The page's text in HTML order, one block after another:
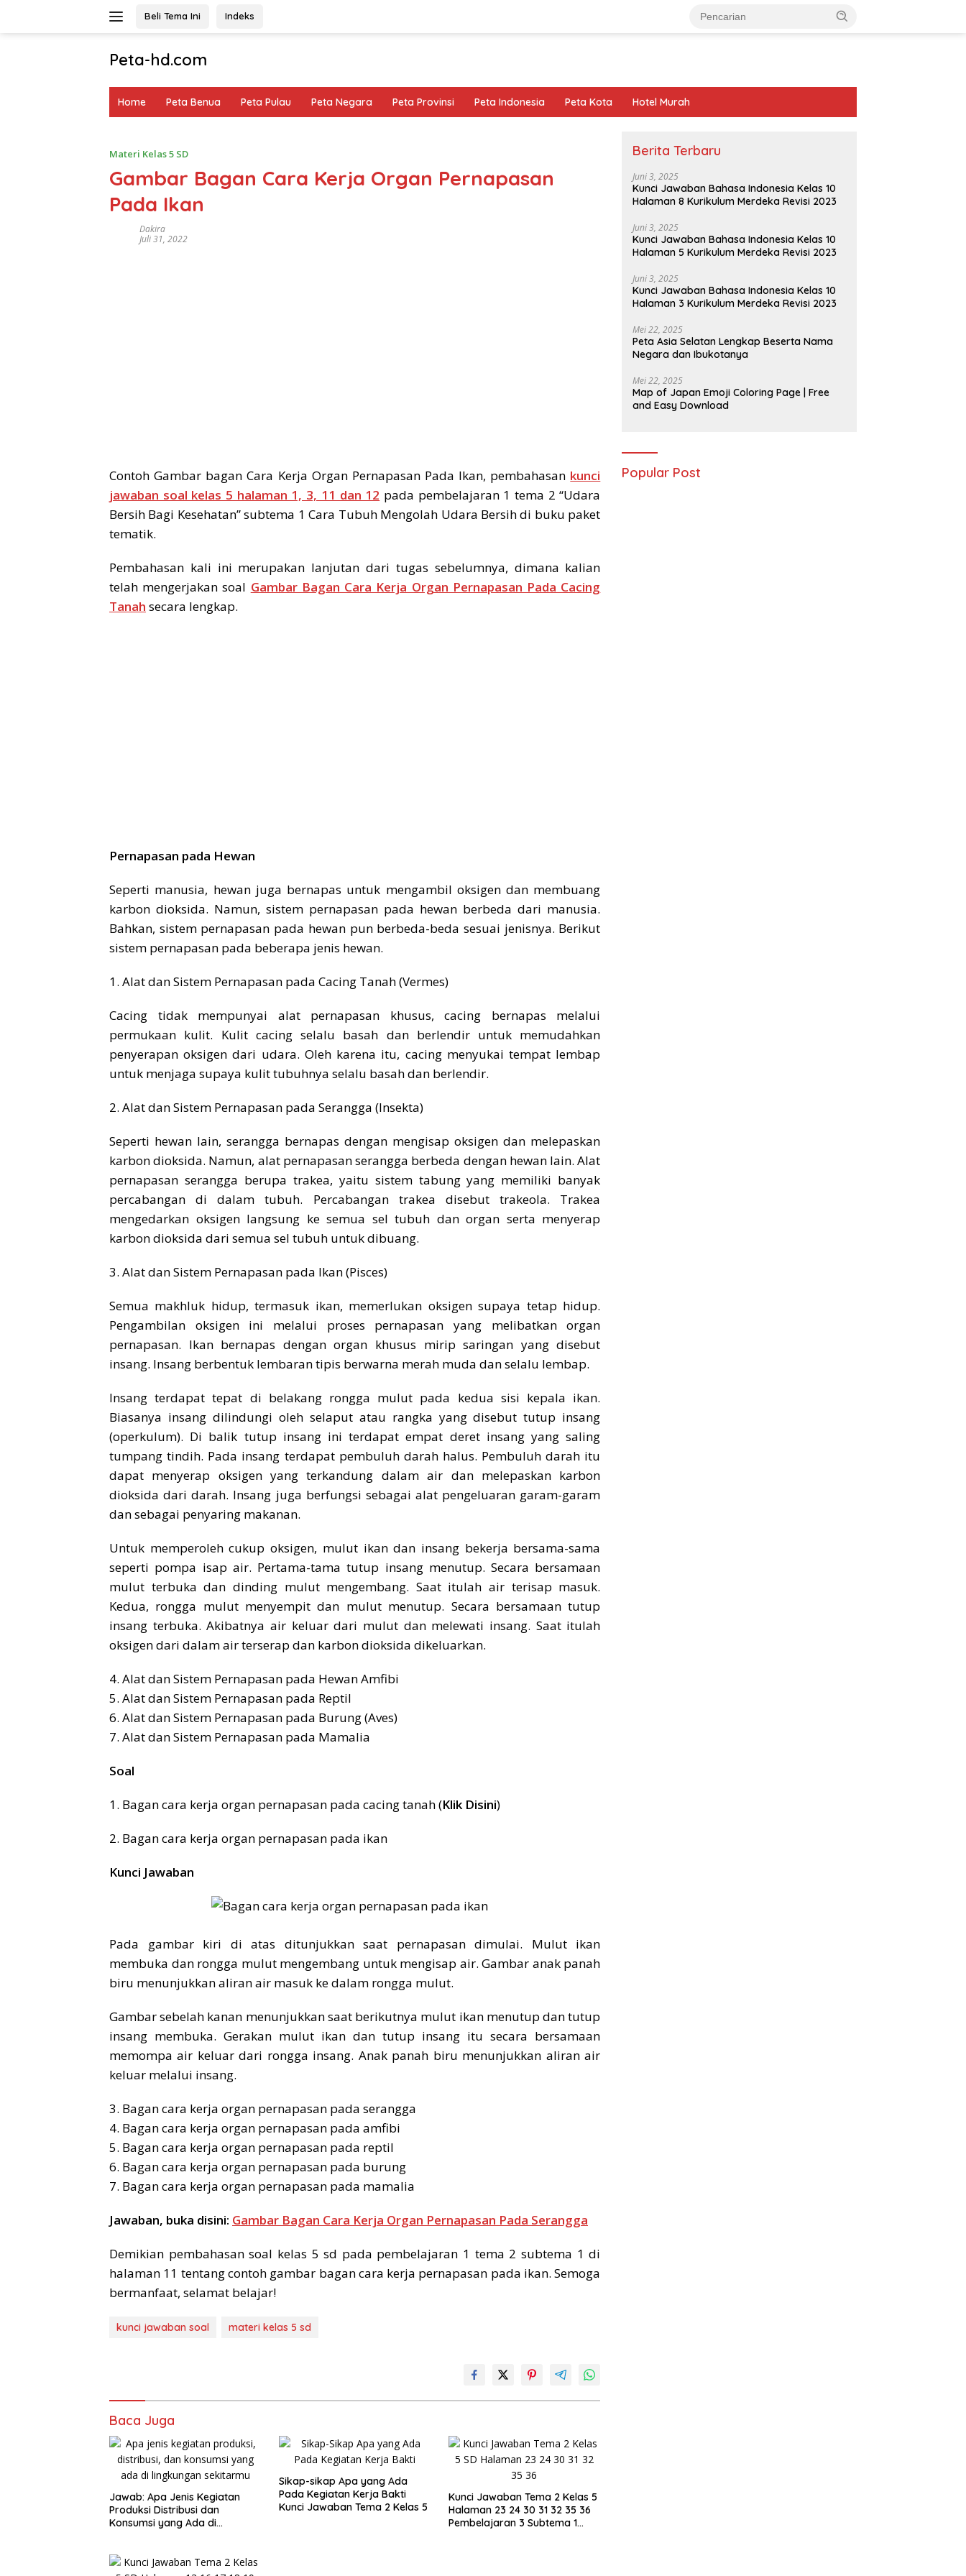
Beli Tema Ini Indeks
Peta-hd.com
Gambar
Home Peta Benua Peta Pulau Peta Negara Peta Provinsi Peta Indonesia Peta Kota Hotel Murah
Materi Kelas 5 SD
Gambar Bagan Cara Kerja Organ Pernapasan
Pada Ikan
Dakira
Juli 31, 2022
Contoh Gambar bagan Cara Kerja Organ Pernapasan Pada Ikan, pembahasan kunci
jawaban soal kelas 5 halaman 1, 3, 11 dan 12 pada pembelajaran 1 tema 2 “Udara
Bersih Bagi Kesehatan” subtema 1 Cara Tubuh Mengolah Udara Bersih di buku paket
tematik.
Pembahasan kali ini merupakan lanjutan dari tugas sebelumnya, dimana kalian
telah mengerjakan soal Gambar Bagan Cara Kerja Organ Pernapasan Pada Cacing
Tanah secara lengkap.
Pernapasan pada Hewan
Seperti manusia, hewan juga bernapas untuk mengambil oksigen dan membuang
karbon dioksida. Namun, sistem pernapasan pada hewan berbeda dari manusia.
Bahkan, sistem pernapasan pada hewan pun berbeda-beda sesuai jenisnya. Berikut
sistem pernapasan pada beberapa jenis hewan.
1. Alat dan Sistem Pernapasan pada Cacing Tanah (Vermes)
Cacing tidak mempunyai alat pernapasan khusus, cacing bernapas melalui
permukaan kulit. Kulit cacing selalu basah dan berlendir untuk memudahkan
penyerapan oksigen dari udara. Oleh karena itu, cacing menyukai tempat lembap
untuk menjaga supaya kulit tubuhnya selalu basah dan berlendir.
2. Alat dan Sistem Pernapasan pada Serangga (Insekta)
Seperti hewan lain, serangga bernapas dengan mengisap oksigen dan melepaskan
karbon dioksida. Namun, alat pernapasan serangga berbeda dengan hewan lain. Alat
pernapasan serangga berupa trakea, yaitu sistem tabung yang memiliki banyak
percabangan di dalam tubuh. Percabangan trakea disebut trakeola. Trakea
mengedarkan oksigen langsung ke semua sel tubuh dan organ serta menyerap
karbon dioksida dari semua sel tubuh untuk dibuang.
3. Alat dan Sistem Pernapasan pada Ikan (Pisces)
Semua makhluk hidup, termasuk ikan, memerlukan oksigen supaya tetap hidup.
Pengambilan oksigen ini melalui proses pernapasan yang melibatkan organ
pernapasan. Ikan bernapas dengan organ khusus mirip saringan yang disebut
insang. Insang berbentuk lembaran tipis berwarna merah muda dan selalu lembap.
Insang terdapat tepat di belakang rongga mulut pada kedua sisi kepala ikan.
Biasanya insang dilindungi oleh selaput atau rangka yang disebut tutup insang
(operkulum). Di balik tutup insang ini terdapat empat deret insang yang saling
tumpang tindih. Pada insang terdapat pembuluh darah halus. Pembuluh darah itu
dapat menyerap oksigen yang terkandung dalam air dan melepaskan karbon
dioksida dari darah. Insang juga berfungsi sebagai alat pengeluaran garam-garam
dan sebagai penyaring makanan.
Untuk memperoleh cukup oksigen, mulut ikan dan insang bekerja bersama-sama
seperti pompa isap air. Pertama-tama tutup insang menutup. Secara bersamaan
mulut terbuka dan dinding mulut mengembang. Saat itulah air terisap masuk.
Kedua, rongga mulut menyempit dan mulut menutup. Secara bersamaan tutup
insang terbuka. Akibatnya air keluar dari mulut dan melewati insang. Saat itulah
oksigen dari dalam air terserap dan karbon dioksida dikeluarkan.
4. Alat dan Sistem Pernapasan pada Hewan Amfibi
5. Alat dan Sistem Pernapasan pada Reptil
6. Alat dan Sistem Pernapasan pada Burung (Aves)
7. Alat dan Sistem Pernapasan pada Mamalia
Soal
1. Bagan cara kerja organ pernapasan pada cacing tanah (Klik Disini)
2. Bagan cara kerja organ pernapasan pada ikan
Kunci Jawaban
Pada gambar kiri di atas ditunjukkan saat pernapasan dimulai. Mulut ikan
membuka dan rongga mulut mengembang untuk mengisap air. Gambar anak panah
biru menunjukkan aliran air masuk ke dalam rongga mulut.
Gambar sebelah kanan menunjukkan saat berikutnya mulut ikan menutup dan tutup
insang membuka. Gerakan mulut ikan dan tutup insang itu secara bersamaan
memompa air keluar dari rongga insang. Anak panah biru menunjukkan aliran air
keluar melalui insang.
3. Bagan cara kerja organ pernapasan pada serangga
4. Bagan cara kerja organ pernapasan pada amfibi
5. Bagan cara kerja organ pernapasan pada reptil
6. Bagan cara kerja organ pernapasan pada burung
7. Bagan cara kerja organ pernapasan pada mamalia
Jawaban, buka disini: Gambar Bagan Cara Kerja Organ Pernapasan Pada Serangga
Demikian pembahasan soal kelas 5 sd pada pembelajaran 1 tema 2 subtema 1 di
halaman 11 tentang contoh gambar bagan cara kerja pernapasan pada ikan. Semoga
bermanfaat, selamat belajar!
kunci jawaban soal materi kelas 5 sd
Baca Juga
Jawab: Apa Jenis Kegiatan
Produksi Distribusi dan
Konsumsi yang Ada di
Sikap-sikap Apa yang Ada
Pada Kegiatan Kerja Bakti
Kunci Jawaban Tema 2 Kelas 5
Kunci Jawaban Tema 2 Kelas 5
Halaman 23 24 30 31 32 35 36
Pembelajaran 3 Subtema 1
Berita Terbaru
Juni 3, 2025
Kunci Jawaban Bahasa Indonesia Kelas 10
Halaman 8 Kurikulum Merdeka Revisi 2023
Juni 3, 2025
Kunci Jawaban Bahasa Indonesia Kelas 10
Halaman 5 Kurikulum Merdeka Revisi 2023
Juni 3, 2025
Kunci Jawaban Bahasa Indonesia Kelas 10
Halaman 3 Kurikulum Merdeka Revisi 2023
Mei 22, 2025
Peta Asia Selatan Lengkap Beserta Nama
Negara dan Ibukotanya
Mei 22, 2025
Map of Japan Emoji Coloring Page | Free
and Easy Download
Popular Post